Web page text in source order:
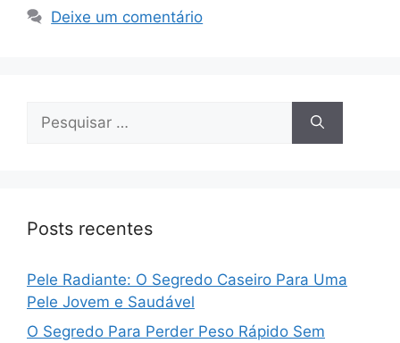
Deixe um comentário
por:
Posts recentes
Pele Radiante: O Segredo Caseiro Para Uma
Pele Jovem e Saudável
O Segredo Para Perder Peso Rápido Sem